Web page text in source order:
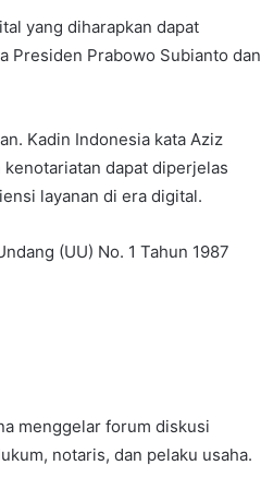
yang diharapkan dapat
Presiden Prabowo Subianto dan
Kadin Indonesia kata Aziz
dapat diperjelas
layanan di era digital.
(UU) No. 1 Tahun 1987
menggelar forum diskusi
notaris, dan pelaku usaha.